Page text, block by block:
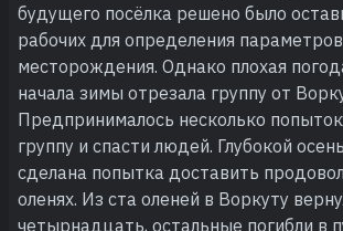
будущего посёлка решено было
рабочих для определения параметров
месторождения. Однако плохая
начала зимы отрезала группу от
Предпринималось несколько
группу и спасти людей. Глубокой
сделана попытка доставить
оленях. Из ста оленей в Воркуту
четырнадцать, остальные погибли в